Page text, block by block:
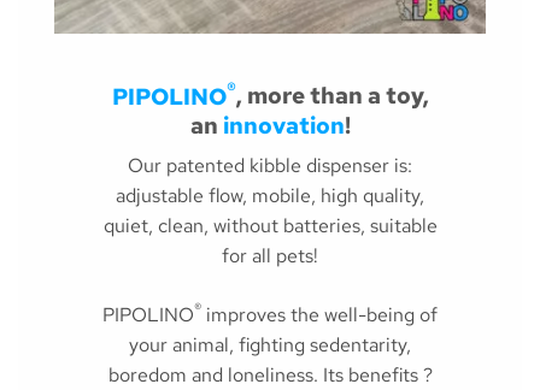
PIPOLINO®, more than a toy,
an innovation!
Our patented kibble dispenser is:
adjustable flow, mobile, high quality,
quiet, clean, without batteries, suitable
for all pets!
PIPOLINO® improves the well-being of
your animal, fighting sedentarity,
boredom and loneliness. Its benefits ?